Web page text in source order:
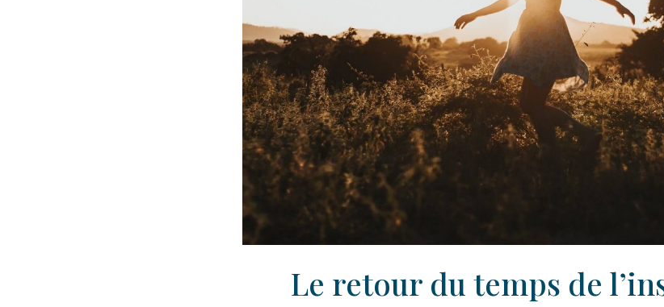
Le retour du temps de